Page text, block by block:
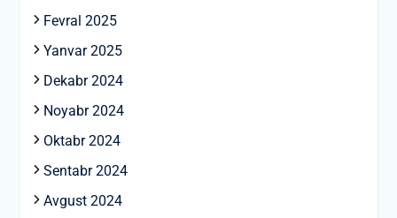
Fevral 2025
Yanvar 2025
Dekabr 2024
Noyabr 2024
Oktabr 2024
Sentabr 2024
Avgust 2024